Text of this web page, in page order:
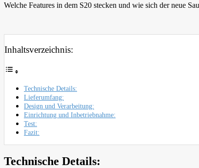
Welche Features in dem S20 stecken und wie sich der neue
Inhaltsverzeichnis:
Technische Details:
Lieferumfang:
Design und Verarbeitung:
Einrichtung und Inbetriebnahme:
Test:
Fazit:
Technische Details: